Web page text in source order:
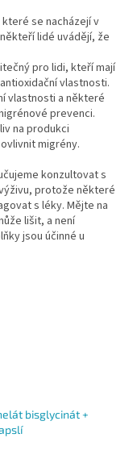
se nacházejí v
lidé uvádějí, že
pro lidi, kteří mají
vlastnosti.
vlastnosti a některé
prevenci.
na produkci
migrény.
konzultovat s
protože některé
s léky. Mějte na
lišit, a není
jsou účinné u
bisglycinát +